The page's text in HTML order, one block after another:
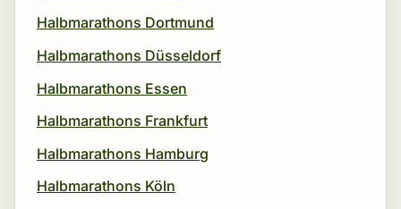
Halbmarathons Dortmund
Halbmarathons Düsseldorf
Halbmarathons Essen
Halbmarathons Frankfurt
Halbmarathons Hamburg
Halbmarathons Köln